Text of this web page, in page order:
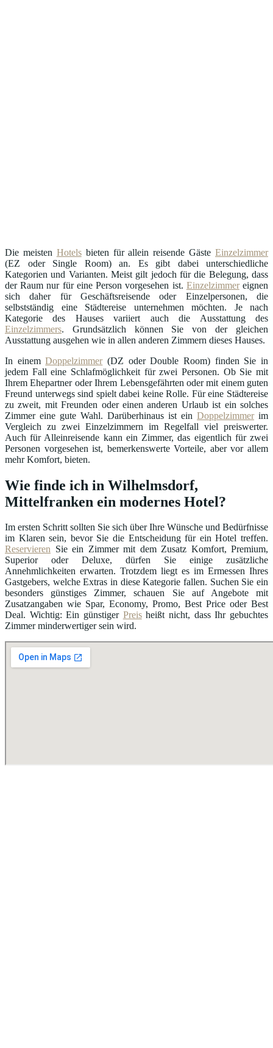
Die meisten Hotelsbieten für allein reisende Gäste Einzelzimmer
(EZ oder Single Room) an. Es gibt dabei unterschiedliche
Kategorien und Varianten. Meist gilt jedoch für die Belegung, dass
der Raum nur für eine Person vorgesehen ist. Einzelzimmereignen
sich daher für Geschäftsreisende oder Einzelpersonen, die
selbstständig eine Städtereise unternehmen möchten. Je nach
Kategorie des Hauses variiert auch die Ausstattung des
Einzelzimmers. Grundsätzlich können Sie von der gleichen
Ausstattung ausgehen wie in allen anderen Zimmern dieses Hauses.
In einemDoppelzimmer(DZ oder Double Room) finden Sie in
jedem Fall eine Schlafmöglichkeit für zwei Personen. Ob Sie mit
Ihrem Ehepartner oder Ihrem Lebensgefährten oder mit einem guten
Freund unterwegs sind spielt dabei keine Rolle. Für eine Städtereise
zu zweit, mit Freunden oder einen anderen Urlaub ist ein solches
Zimmer eine gute Wahl. Darüberhinaus ist ein Doppelzimmerim
Vergleich zu zwei Einzelzimmern im Regelfall viel preiswerter.
Auch für Alleinreisende kann ein Zimmer, das eigentlich für zwei
Personen vorgesehen ist, bemerkenswerte Vorteile, aber vor allem
mehr Komfort, bieten.
Wie finde ich in Wilhelmsdorf,
Mittelfranken ein modernes Hotel?
Im ersten Schritt sollten Sie sich über Ihre Wünsche und Bedürfnisse
im Klaren sein, bevor Sie die Entscheidung für ein Hotel treffen.
Reservieren Sie ein Zimmer mit dem Zusatz Komfort, Premium,
Superior oder Deluxe, dürfen Sie einige zusätzliche
Annehmlichkeiten erwarten. Trotzdem liegt es im Ermessen Ihres
Gastgebers, welche Extras in diese Kategorie fallen. Suchen Sie ein
besonders günstiges Zimmer, schauen Sie auf Angebote mit
Zusatzangaben wie Spar, Economy, Promo, Best Price oder Best
Deal. Wichtig: Ein günstiger Preisheißt nicht, dass Ihr gebuchtes
Zimmer minderwertiger sein wird.